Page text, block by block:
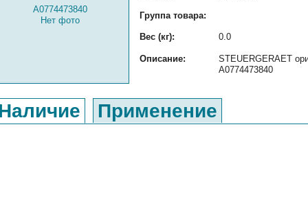
A0774473840
Нет фото
Группа товара:
Вес (кг): 0.0
Описание:
STEUERGERAET
A0774473840
Применение